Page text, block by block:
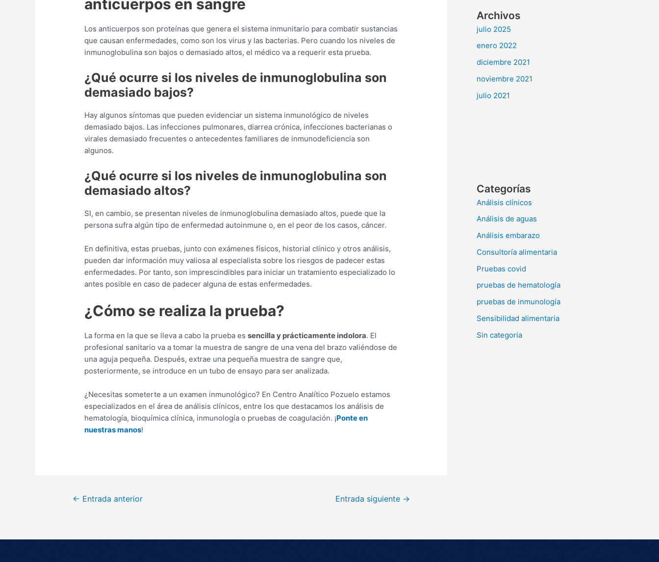
anticuerpos en sangre
Los anticuerpos son proteínas que genera el sistema inmunitario para combatir sustancias
que causan enfermedades, como son los virus y las bacterias. Pero cuando los niveles de
inmunoglobulina son bajos o demasiado altos, el médico va a requerir esta prueba.
¿Qué ocurre si los niveles de inmunoglobulina son
demasiado bajos?
Hay algunos síntomas que pueden evidenciar un sistema inmunológico de niveles
demasiado bajos. Las infecciones pulmonares, diarrea crónica, infecciones bacterianas o
virales demasiado frecuentes o antecedentes familiares de inmunodeficiencia son
algunos.
¿Qué ocurre si los niveles de inmunoglobulina son
demasiado altos?
SI, en cambio, se presentan niveles de inmunoglobulina demasiado altos, puede que la
persona sufra algún tipo de enfermedad autoinmune o, en el peor de los casos, cáncer.
En definitiva, estas pruebas, junto con exámenes físicos, historial clínico y otros análisis,
pueden dar información muy valiosa al especialista sobre los riesgos de padecer estas
enfermedades. Por tanto, son imprescindibles para iniciar un tratamiento especializado lo
antes posible en caso de padecer alguna de estas enfermedades.
¿Cómo se realiza la prueba?
La forma en la que se lleva a cabo la prueba essencilla y prácticamente indolora. El
profesional sanitario va a tomar la muestra de sangre de una vena del brazo valiéndose de
una aguja pequeña. Después, extrae una pequeña muestra de sangre que,
posteriormente, se introduce en un tubo de ensayo para ser analizada.
¿Necesitas someterte a un examen inmunológico? En Centro Analítico Pozuelo estamos
especializados en el área de análisis clínicos, entre los que destacamos los análisis de
hematología, bioquímica clínica, inmunología o pruebas de coagulación. ¡Ponte en
nuestras manos!
← Entrada anterior Entrada siguiente →
Archivos
julio 2025
enero 2022
diciembre 2021
noviembre 2021
julio 2021
Categorías
Análisis clínicos
Análisis de aguas
Análisis embarazo
Consultoría alimentaria
Pruebas covid
pruebas de hematología
pruebas de inmunología
Sensibilidad alimentaria
Sin categoría